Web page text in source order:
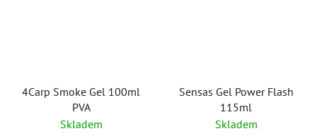
4Carp Smoke Gel 100ml
PVA
Skladem
Sensas Gel Power Flash
115ml
Skladem